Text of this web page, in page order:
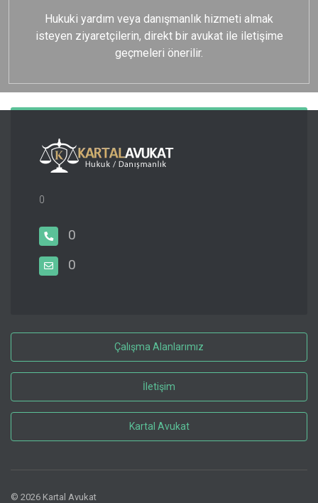
Hukuki yardım veya danışmanlık hizmeti almak
isteyen ziyaretçilerin, direkt bir avukat ile iletişime
geçmeleri önerilir.
0
0
0
Çalışma Alanlarımız
İletişim
Kartal Avukat
© 2026 Kartal Avukat